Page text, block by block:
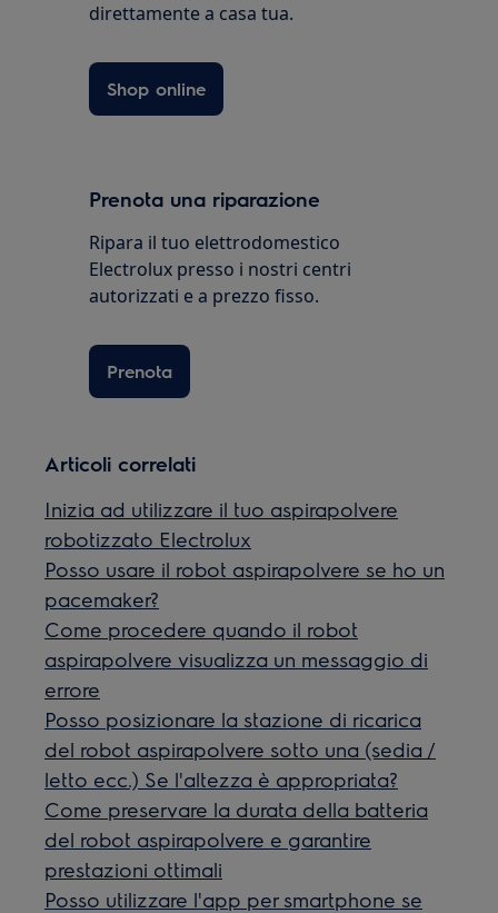
direttamente a casa tua.
Shop online
Prenota una riparazione
Ripara il tuo elettrodomestico
Electrolux presso i nostri centri
autorizzati e a prezzo fisso.
Prenota
Articoli correlati
Inizia ad utilizzare il tuo aspirapolvere
robotizzato Electrolux
Posso usare il robot aspirapolvere se ho un
pacemaker?
Come procedere quando il robot
aspirapolvere visualizza un messaggio di
errore
Posso posizionare la stazione di ricarica
del robot aspirapolvere sotto una (sedia /
letto ecc.) Se l'altezza è appropriata?
Come preservare la durata della batteria
del robot aspirapolvere e garantire
prestazioni ottimali
Posso utilizzare l'app per smartphone se